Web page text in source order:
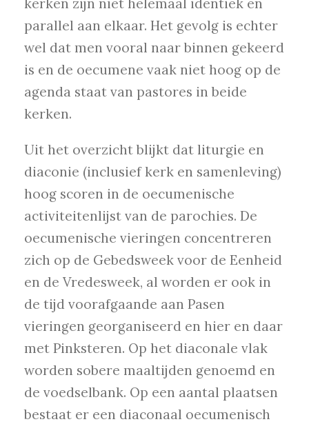
kerken zijn niet helemaal identiek en
parallel aan elkaar. Het gevolg is echter
wel dat men vooral naar binnen gekeerd
is en de oecumene vaak niet hoog op de
agenda staat van pastores in beide
kerken.
Uit het overzicht blijkt dat liturgie en
diaconie (inclusief kerk en samenleving)
hoog scoren in de oecumenische
activiteitenlijst van de parochies. De
oecumenische vieringen concentreren
zich op de Gebedsweek voor de Eenheid
en de Vredesweek, al worden er ook in
de tijd voorafgaande aan Pasen
vieringen georganiseerd en hier en daar
met Pinksteren. Op het diaconale vlak
worden sobere maaltijden genoemd en
de voedselbank. Op een aantal plaatsen
bestaat er een diaconaal oecumenisch